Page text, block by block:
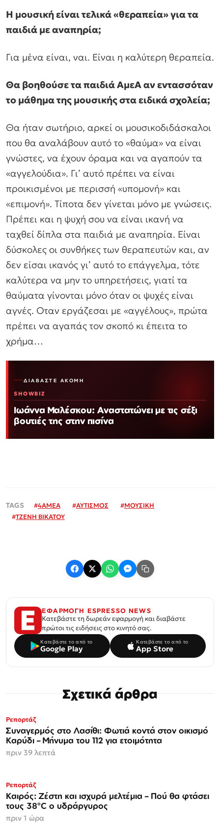
Η μουσική είναι τελικά «θεραπεία» για τα
παιδιά με αναπηρία;
Για μένα είναι, ναι. Είναι η καλύτερη θεραπεία.
Θα βοηθούσε τα παιδιά ΑμεΑ αν εντασσόταν
το μάθημα της μουσικής στα ειδικά σχολεία;
Θα ήταν σωτήριο, αρκεί οι μουσικοδιδάσκαλοι
που θα αναλάβουν αυτό το «θαύμα» να είναι
γνώστες, να έχουν όραμα και να αγαπούν τα
«αγγελούδια». Γι’ αυτό πρέπει να είναι
προικισμένοι με περισσή «υπομονή» και
«επιμονή». Τίποτα δεν γίνεται μόνο με γνώσεις.
Πρέπει και η ψυχή σου να είναι ικανή να
ταχθεί δίπλα στα παιδιά με αναπηρία. Είναι
δύσκολες οι συνθήκες των θεραπευτών και, αν
δεν είσαι ικανός γι’ αυτό το επάγγελμα, τότε
καλύτερα να μην το υπηρετήσεις, γιατί τα
θαύματα γίνονται μόνο όταν οι ψυχές είναι
αγνές. Οταν εργάζεσαι με «αγγέλους», πρώτα
πρέπει να αγαπάς τον σκοπό κι έπειτα το
χρήμα…
ΔΙΑΒΆΣΤΕ ΑΚΌΜΗ
SHOWBIZ
Ιωάννα Μαλέσκου: Αναστατώνει με τις σέξι
βουτιές της στην πισίνα
#4ΑΜΕΑ #ΑΥΤΙΣΜΟΣ #ΜΟΥΣΙΚΗ
#ΤΖΕΝΗ ΒΙΚΑΤΟΥ
ΕΦΑΡΜΟΓΗ ESPRESSO NEWS
Κατεβάστε τη δωρεάν εφαρμογή και διαβάστε
πρώτοι τις ειδήσεις στο κινητό σας.
Κατεβάστε το από το
Google Play
Κατεβάστε το από το
App Store
Σχετικά άρθρα
Ρεπορτάζ
Συναγερμός στο Λασίθι: Φωτιά κοντά στον οικισμό
Καρύδι – Μήνυμα του 112 για ετοιμότητα
πριν 39 λεπτά
Ρεπορτάζ
Καιρός: Ζέστη και ισχυρά μελτέμια – Πού θα φτάσει
τους 38°C ο υδράργυρος
πριν 1 ώρα